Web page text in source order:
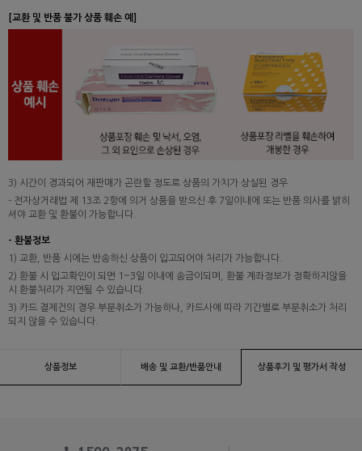
[교환 및 반품 불가 상품 훼손 예]
3) 시간이 경과되어 재판매가 곤란할 정도로 상품의 가치가 상실된 경우
- 전자상거래법 제 13조 2항에 의거 상품을 받으신 후 7일이내에 또는 반품 의사를 밝히
셔야 교환 및 환불이 가능합니다.
- 환불정보
1) 교환, 반품 시에는 반송하신 상품이 입고되어야 처리가 가능합니다.
2) 환불 시 입고확인이 되면 1~3일 이내에 송금이되며, 환불 계좌정보가 정확하지않을
시 환불처리가 지연될 수 있습니다.
3) 카드 결제건의 경우 부분취소가 가능하나, 카드사에 따라 기간별로 부분취소가 처리
되지 않을 수 있습니다.
상품정보 배송 및 교환/반품안내 상품후기 및 평가서 작성